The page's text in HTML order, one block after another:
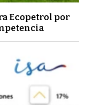
Ecopetrol por